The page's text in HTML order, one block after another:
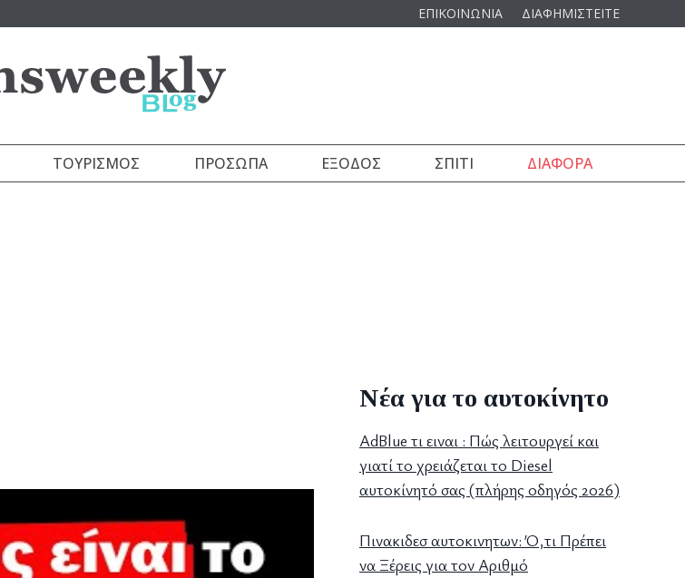
ΕΠΙΚΟΙΝΩΝΙΑ ΔΙΑΦΗΜΙΣΤΕΙΤΕ
ΤΟΥΡΙΣΜΌΣ ΠΡΌΣΩΠΑ ΈΞΟΔΟΣ ΣΠΊΤΙ ΔΙΆΦΟΡΑ
Νέα για το αυτοκίνητο
AdBlue τι ειναι : Πώς λειτουργεί και
γιατί το χρειάζεται το Diesel
αυτοκίνητό σας (πλήρης οδηγός 2026)
Πινακιδεσ αυτοκινητων: Ό,τι Πρέπει
να Ξέρεις για τον Αριθμό